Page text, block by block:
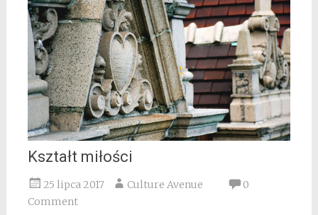
Kształt miłości
25 lipca 2017 Culture Avenue
0
Comment